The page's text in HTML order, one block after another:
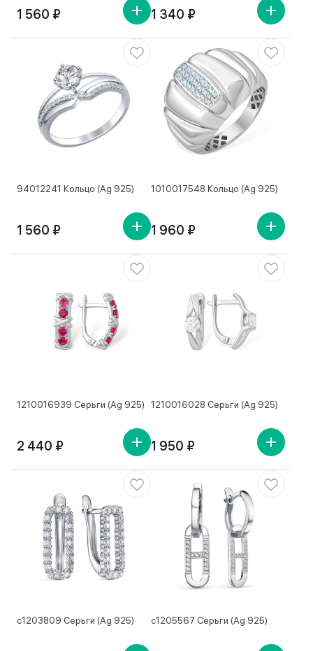
1 560 ₽ 1 340 ₽
94012241 Кольцо (Ag 925)
1 560 ₽
1010017548 Кольцо (Ag 925)
1 960 ₽
1210016939 Серьги (Ag 925)
2 440 ₽
1210016028 Серьги (Ag 925)
1 950 ₽
с1203809 Серьги (Ag 925) с1205567 Серьги (Ag 925)